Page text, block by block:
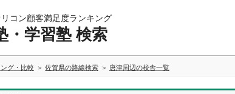
リコン顧客満足度ランキング
・学習塾 検索
グ・比較 佐賀県の路線検索 唐津周辺の校舎一覧